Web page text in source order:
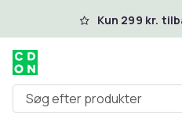
Spring til hovedindhold
Kun 299 kr.
Søg efter produkter